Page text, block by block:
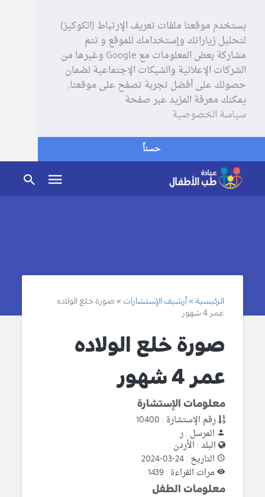
يستخدم موقعنا ملفات تعريف الإرتباط (الكوكيز)
لتحليل زياراتك وإستخدامك للموقع و تتم
مشاركة بعض المعلومات مع Google وغيرها من
الشركات الإعلانية والشبكات الإجتماعية لضمان
حصولك على أفضل تجربة تصفح على موقعنا,
يمكنك معرفة المزيد عبر صفحة
سياسة الخصوصية
حسناً
الرئيسية أرشيف الإستشارات
صورة خلع الولاده
عمر 4 شهور
صورة خلع الولاده
عمر 4 شهور
معلومات الإستشارة
رقم الإستشارة : 10400
المرسل : ر
البلد : الأردن
التاريخ : 24-03-2024
مرات القراءة : 1439
معلومات الطفل